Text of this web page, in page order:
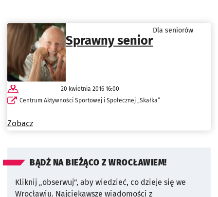
Sprawny senior
Dla seniorów
20 kwietnia 2016 16:00
Centrum Aktywności Sportowej i Społecznej „Skałka”
Zobacz
BĄDŹ NA BIEŻĄCO Z WROCŁAWIEM!
Kliknij „obserwuj”, aby wiedzieć, co dzieje się we
Wrocławiu. Najciekawsze wiadomości z